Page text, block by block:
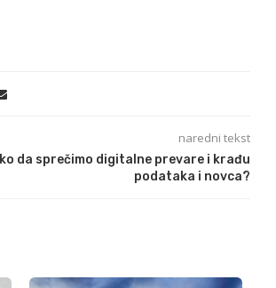
naredni tekst
da sprečimo digitalne prevare i krađu
podataka i novca?